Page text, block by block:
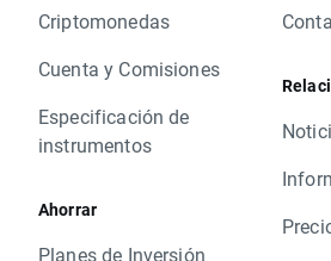
Criptomonedas
Cuenta y Comisiones
Especificación de
instrumentos
Ahorrar
Planes de Inversión